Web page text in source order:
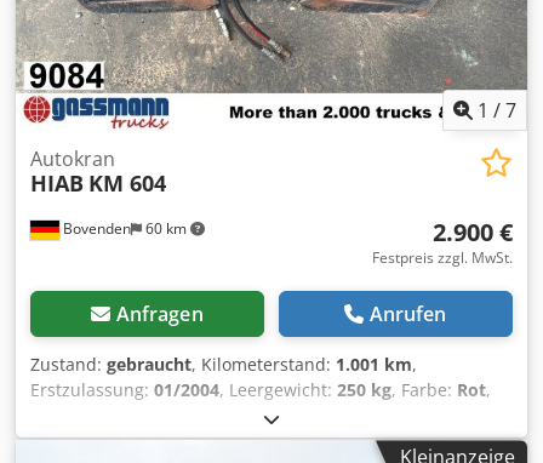
1 /7
Bovenden 60 km
Autokran
HIAB KM 604
2.900 €
Festpreis zzgl. MwSt.
Anfragen Anrufen
Zustand: gebraucht, Kilometerstand: 1.001 km,
Erstzulassung: 01/2004, Leergewicht: 250 kg, Farbe: Rot,
, Getriebetyp:
2004, Ausstattung:Kran, Fahrzeugstandort: Bovenden,
Kleinanzeige